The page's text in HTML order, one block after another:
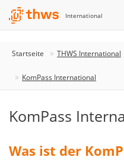
International
Startseite THWS International
KomPass International
KomPass
Was ist der